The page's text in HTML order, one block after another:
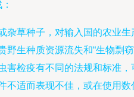
草种子，对输入国的农业生
野生种质资源流失和“生物剽
害检疫有不同的法规和标准，
不适而表现不佳，或在使用数